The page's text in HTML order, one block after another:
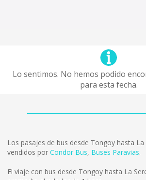
Lo sentimos. No hemos podido
para esta fecha.
Los pasajes de bus desde Tongoy hasta La
vendidos por Condor Bus, Buses Paravias.
El viaje con bus desde Tongoy hasta La